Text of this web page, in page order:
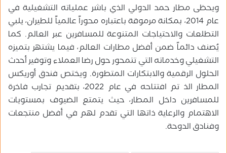
ويحظى مطار حمد الدولي الذي باشر عملياته التشغيلية في
عام 2014، بمكانة مرموقة باعتباره محوراً عالمياً للطيران، يلبي
التطلعات والاحتياجات المتنوعة للمسافرين عبر العالم. كما
يُصنف دائماً ضمن أفضل مطارات العالم، فيما يشتهر بتميزه
التشغيلي وخدماته التي تتمحور حول رضا العملاء وتوفير أحدث
الحلول الرقمية والابتكارات المتطورة. ويختص فندق أوريكس
المطار الذ تم افتتاحه في عام 2022، بتقديم تجارب فاخرة
للمسافرين داخل المطار، حيث يتمتع الضيوف بمستويات
الاهتمام والرعاية ذاتها التي تقدم لهم في أفضل منتجعات
وفنادق الدوحة.